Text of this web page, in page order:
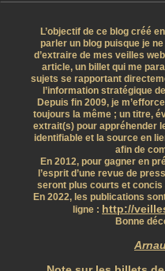
L’objectif de ce blog créé
parler un blog puisque je
d’extraire de mes veilles
article, un billet qui me
sujets se rapportant
l’information stratégique
Depuis fin 2009, je
toujours la même ; un titre,
extrait(s) pour appréhender
identifiable et la source en
afin de
En 2012, pour gagner en
l’esprit d’une revue de
seront plus courts et concis
En 2022, les publications
ligne : http://
Bonne